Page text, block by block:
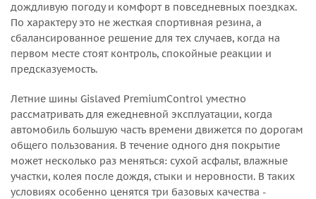
дождливую погоду и комфорт в повседневных поездках.
По характеру это не жесткая спортивная резина, а
сбалансированное решение для тех случаев, когда на
первом месте стоят контроль, спокойные реакции и
предсказуемость.
Летние шины Gislaved PremiumControl уместно
рассматривать для ежедневной эксплуатации, когда
автомобиль большую часть времени движется по дорогам
общего пользования. В течение одного дня покрытие
может несколько раз меняться: сухой асфальт, влажные
участки, колея после дождя, стыки и неровности. В таких
условиях особенно ценятся три базовых качества -